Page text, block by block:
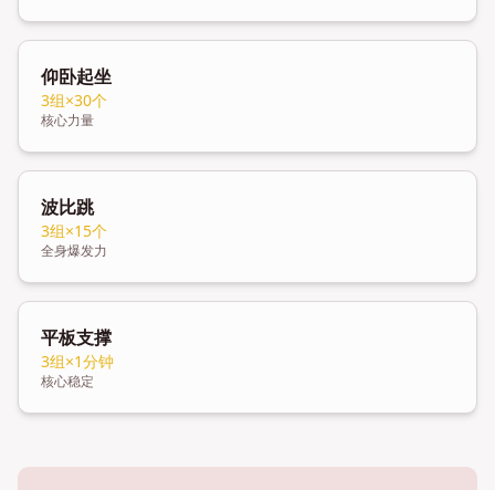
仰卧起坐
3组×30个
核心力量
波比跳
3组×15个
全身爆发力
平板支撑
3组×1分钟
核心稳定